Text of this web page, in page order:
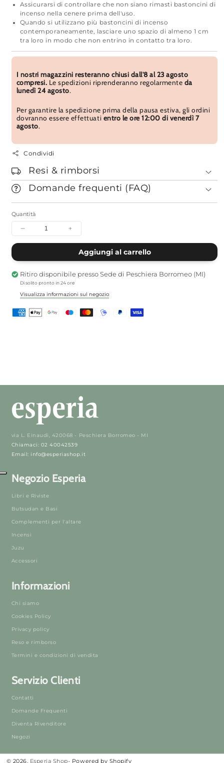
Assicurarsi di controllare che non siano rimasti bastoncini di
incenso nella cenere prima dell'uso.
Quando si utilizzano più bastoncini di incenso
contemporaneamente, lasciare uno spazio di almeno 1 cm
tra loro in modo che non entrino in contatto tra loro.
I nostri magazzini resteranno chiusi dall'8 al 23 agosto
compresi. Le spedizioni riprenderanno regolarmente da
lunedì 24 agosto.
Per garantire la spedizione prima della pausa estiva, gli ordini
dovranno essere effettuati entro le ore 12:00 di venerdì 7
agosto.
Condividi
Resi & rimborsi
Domande frequenti (FAQ)
Quantità
Diminuisci
quantità
Incenso
Black
Aumenta
quantità
per
Incenso
Black
Aggiungi al carrello
Ritiro disponibile presso Sede di Peschiera Borromeo (MI)
Di solito pronto in 24 ore
Visualizza informazioni sul negozio
via L. Einaudi, 420068 - Peschiera Borromeo - MI
Chiamaci: 02 40042539
Email: info@esperiashop.it
Negozio Esperia
Libri e Riviste
Butsudan e Basi
Complementi per l'altare
Incensi
Juzu
Accessori
Informazioni
Chi siamo
Cookies Policy
Privacy policy
Reso e rimborso
Termini e condizioni di vendita
Servizio Clienti
Contatti
Domande Frequenti
Diventa Rivenditore
Negozi
© 2026, Esperia Shop- Powered by Shopify